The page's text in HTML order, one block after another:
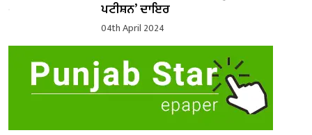
ਪਟੀਸ਼ਨ’ ਦਾਇਰ
04th April 2024